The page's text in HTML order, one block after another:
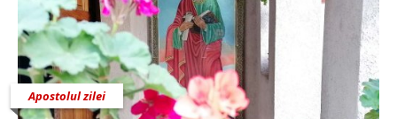
Apostolul zilei